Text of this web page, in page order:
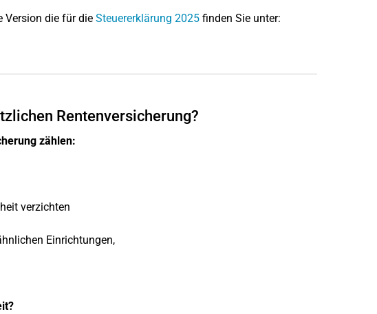
Version die für die Steuererklärung 2025finden Sie unter:
Rentenversicherung?
zählen:
verzichten
Einrichtungen,